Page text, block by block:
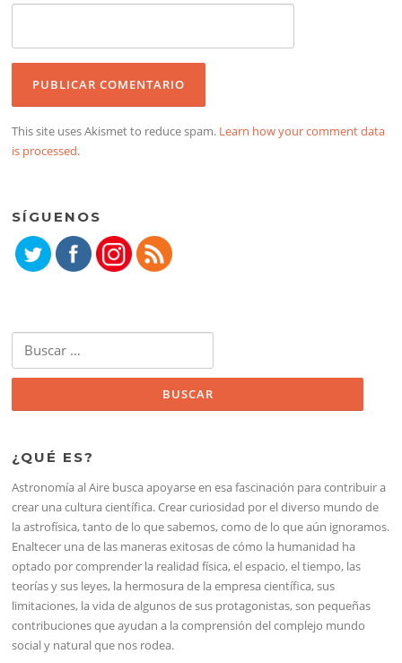
This site uses Akismet to reduce spam. Learn how your comment data
is processed.
SÍGUENOS
Buscar:
¿QUÉ ES?
Astronomía al Aire busca apoyarse en esa fascinación para contribuir a
crear una cultura científica. Crear curiosidad por el diverso mundo de
la astrofísica, tanto de lo que sabemos, como de lo que aún ignoramos.
Enaltecer una de las maneras exitosas de cómo la humanidad ha
optado por comprender la realidad física, el espacio, el tiempo, las
teorías y sus leyes, la hermosura de la empresa científica, sus
limitaciones, la vida de algunos de sus protagonistas, son pequeñas
contribuciones que ayudan a la comprensión del complejo mundo
social y natural que nos rodea.